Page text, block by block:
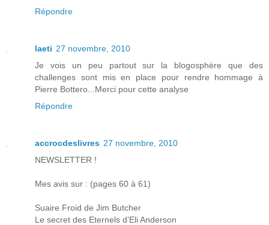
Répondre
laeti 27 novembre, 2010
Je vois un peu partout sur la blogosphère que des
challenges sont mis en place pour rendre hommage à
Pierre Bottero...Merci pour cette analyse
Répondre
accrocdeslivres 27 novembre, 2010
NEWSLETTER !
Mes avis sur : (pages 60 à 61)
Suaire Froid de Jim Butcher
Le secret des Eternels d’Eli Anderson